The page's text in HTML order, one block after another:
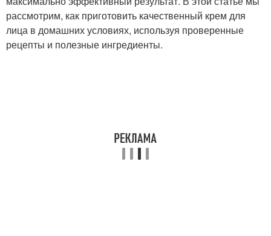
Домашние средства
Кожи в домашних
рассмотрим, как приготовить качественный крем для
лица в домашних условиях, используя проверенные
рецепты и полезные ингредиенты.